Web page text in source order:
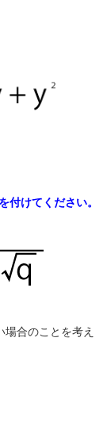
けてください。
場合のことを考え